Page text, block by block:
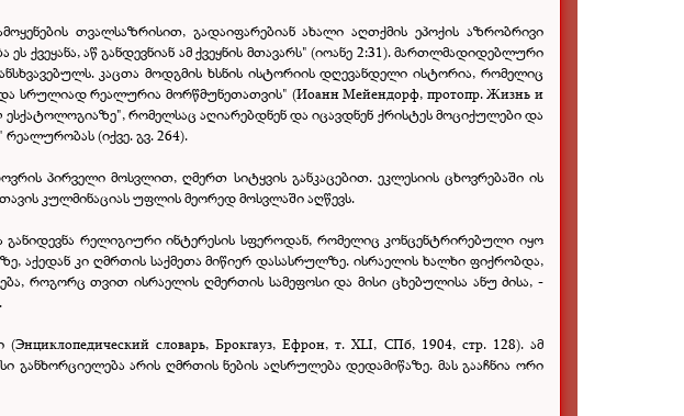
თვალსაზრისით, გადაიფარებიან ახალი აღთქმის ეპოქის აზრობრივი
ქვეყანა, აწ განდევნიან ამ ქვეყნის მთავარს" (იოანე 2:31). მართლმადიდებლური
კაცთა მოდგმის ხსნის ისტორიის დღევანდელი ისტორია, რომელიც
სრულიად რეალურია მორწმუნეთათვის" (Иоанн Мейендорф, протопр. Жизнь и
ესქატოლოგიაზე", რომელსაც აღიარებდნენ და იცავდნენ ქრისტეს მოციქულები და
რეალურობას (იქვე. გვ. 264).
პირველი მოსვლით, ღმერთ სიტყვის განკაცებით. ეკლესიის ცხოვრებაში ის
კულმინაციას უფლის მეორედ მოსვლაში აღწევს.
რელიგიური ინტერესის სფეროდან, რომელიც კონცენტრირებული იყო
კი ღმრთის საქმეთა მიწიერ დასასრულზე. ისრაელის ხალხი ფიქრობდა,
როგორც თვით ისრაელის ღმერთის სამეფოსი და მისი ცხებულისა ანუ ძისა, -
словарь, Брокгауз, Ефрон, т. XLI, СПб, 1904, стр. 128). ამ
განხორციელება არის ღმრთის ნების აღსრულება დედამიწაზე. მას გააჩნია ორი